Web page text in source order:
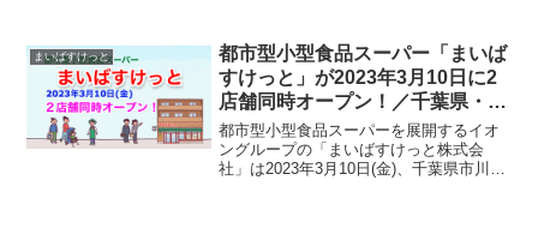
内では27店舗目、総店舗数は285店舗とな
ります。...
まいばすけっと
都市型小型食品スーパー「まいば
すけっと」が2023年3月10日に2
店舗同時オープン！／千葉県・東
京都
都市型小型食品スーパーを展開するイオ
ングループの「まいばすけっと株式会
社」は2023年3月10日(金)、千葉県市川市